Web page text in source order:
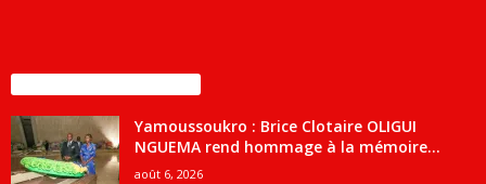
Yamoussoukro : Brice Clotaire OLIGUI
NGUEMA rend hommage à la mémoire...
août 6, 2026